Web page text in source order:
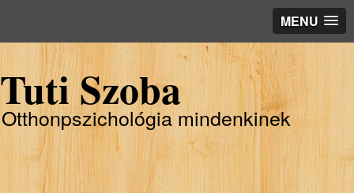
MENU
Tuti Szoba
Otthonpszichológia mindenkinek